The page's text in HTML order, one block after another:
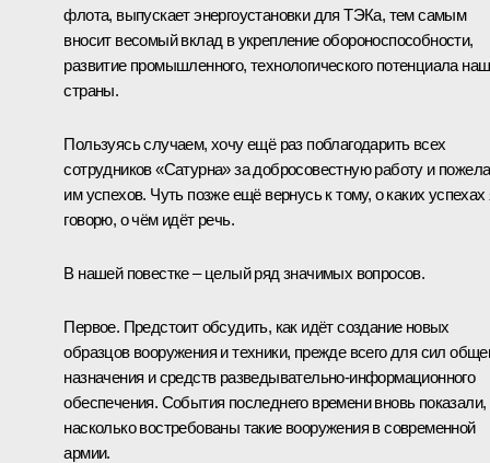
флота, выпускает энергоустановки для ТЭКа, тем самым
вносит весомый вклад в укрепление обороноспособности,
развитие промышленного, технологического потенциала
страны.
Пользуясь случаем, хочу ещё раз поблагодарить всех
сотрудников «Сатурна» за добросовестную работу и
им успехов. Чуть позже ещё вернусь к тому, о каких успехах
говорю, о чём идёт речь.
В нашей повестке – целый ряд значимых вопросов.
Первое. Предстоит обсудить, как идёт создание новых
образцов вооружения и техники, прежде всего для сил
назначения и средств разведывательно-информационного
обеспечения. События последнего времени вновь показали,
насколько востребованы такие вооружения в современной
армии.